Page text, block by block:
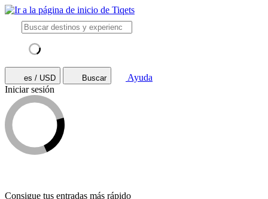
es / USD Buscar
Ayuda
Iniciar sesión
Consigue tus entradas más rápido